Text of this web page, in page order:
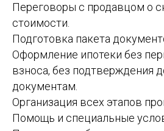
Переговоры с продавцом о
стоимости.
Подготовка пакета
Оформление ипотеки без
взноса, без подтверждения
документам.
Организация всех этапов
Помощь и специальные